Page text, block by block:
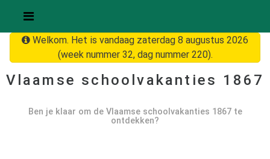
Welkom. Het is vandaag zaterdag 8 augustus 2026
(week nummer 32, dag nummer 220).
Vlaamse schoolvakanties 1867
Ben je klaar om de Vlaamse schoolvakanties 1867te
ontdekken?